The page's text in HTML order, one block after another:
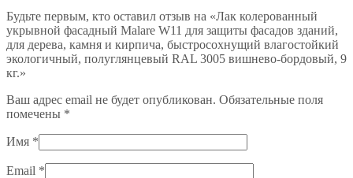
Будьте первым, кто оставил отзыв на «Лак колерованный
укрывной фасадный Malare W11 для защиты фасадов зданий,
для дерева, камня и кирпича, быстросохнущий влагостойкий
экологичный, полуглянцевый RAL 3005 вишнево-бордовый, 9
кг.»
Ваш адрес email не будет опубликован. Обязательные поля
помечены *
Имя *
Email *